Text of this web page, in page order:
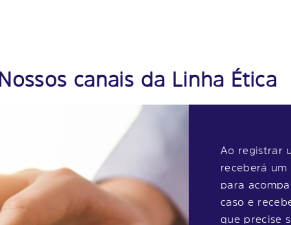
Nossos canais da Linha Ética
Ao registrar
receberá
para
caso e
que precise